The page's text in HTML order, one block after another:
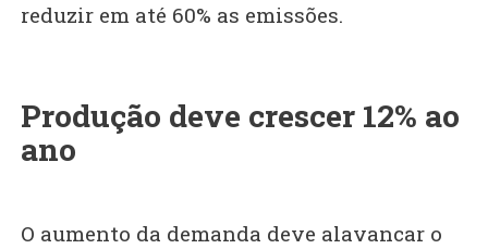
reduzir em até 60% as emissões.
Produção deve crescer 12% ao
ano
O aumento da demanda deve alavancar o